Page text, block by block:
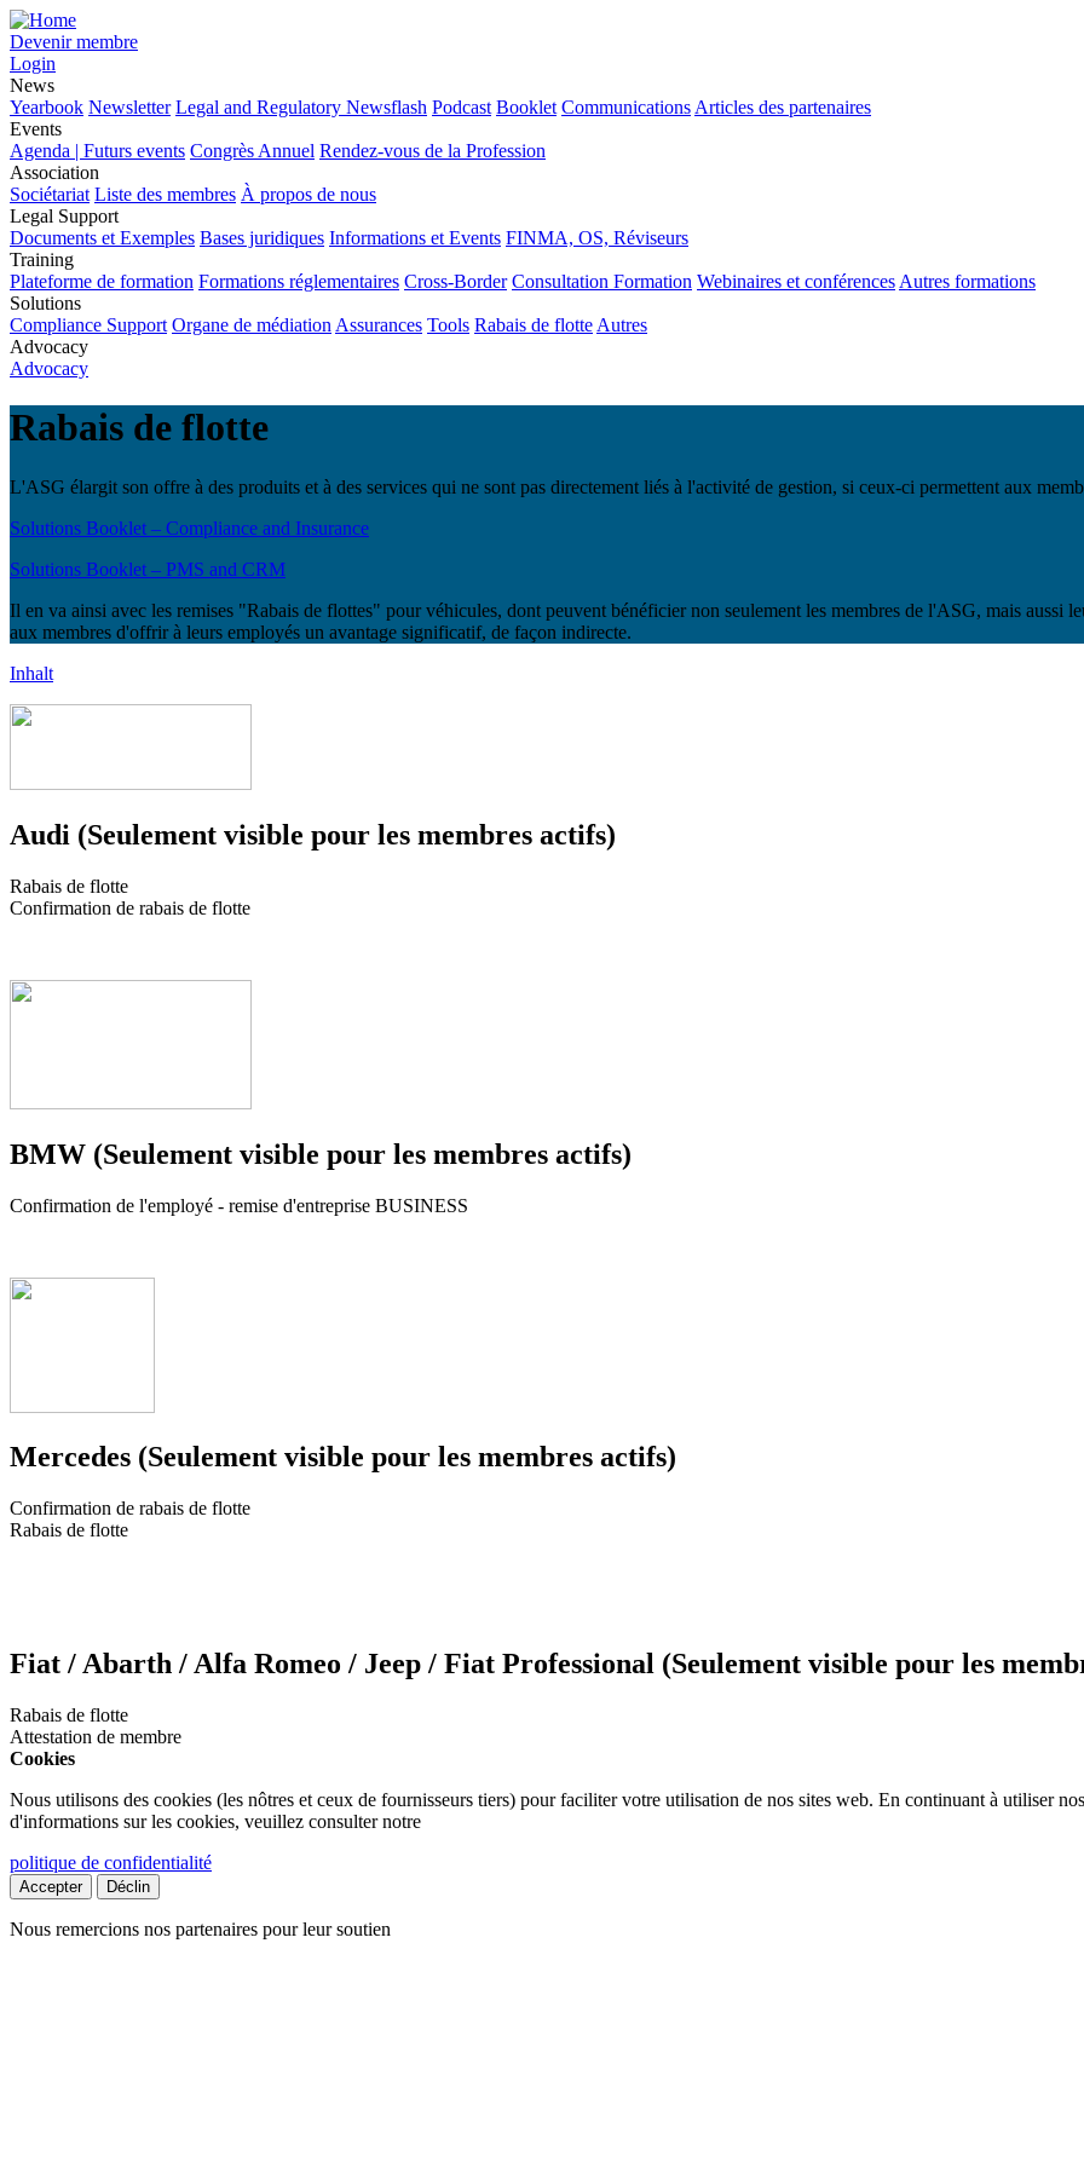
Devenir membre
Login
News
Yearbook Newsletter Legal and Regulatory Newsflash Podcast Booklet Communications Articles des partenaires
Events
Agenda | Futurs events Congrès Annuel Rendez-vous de la Profession
Association
Sociétariat Liste des membres À propos de nous
Legal Support
Documents et Exemples Bases juridiques Informations et Events FINMA, OS, Réviseurs
Training
Plateforme de formation Formations réglementaires Cross-Border Consultation Formation Webinaires et conférences Autres formations
Solutions
Compliance Support Organe de médiation Assurances Tools Rabais de flotte Autres
Advocacy
Advocacy
Rabais de flotte
L'ASG élargit son offre à des produits et à des services qui ne sont pas directement liés à l'activité de gestion, si ceux-ci permettent aux
Solutions Booklet – Compliance and Insurance
Solutions Booklet – PMS and CRM
Il en va ainsi avec les remises "Rabais de flottes" pour véhicules, dont peuvent bénéficier non seulement les membres de l'ASG, mais aussi
aux membres d'offrir à leurs employés un avantage significatif, de façon indirecte.
Inhalt
Audi (Seulement visible pour les membres actifs)
Rabais de flotte
Confirmation de rabais de flotte
BMW (Seulement visible pour les membres actifs)
Confirmation de l'employé - remise d'entreprise BUSINESS
Mercedes (Seulement visible pour les membres actifs)
Confirmation de rabais de flotte
Rabais de flotte
Fiat / Abarth / Alfa Romeo / Jeep / Fiat Professional (Seulement visible pour les
Rabais de flotte
Attestation de membre
Cookies
Nous utilisons des cookies (les nôtres et ceux de fournisseurs tiers) pour faciliter votre utilisation de nos sites web. En continuant à utiliser
d'informations sur les cookies, veuillez consulter notre
politique de confidentialité
Accepter Déclin
Nous remercions nos partenaires pour leur soutien